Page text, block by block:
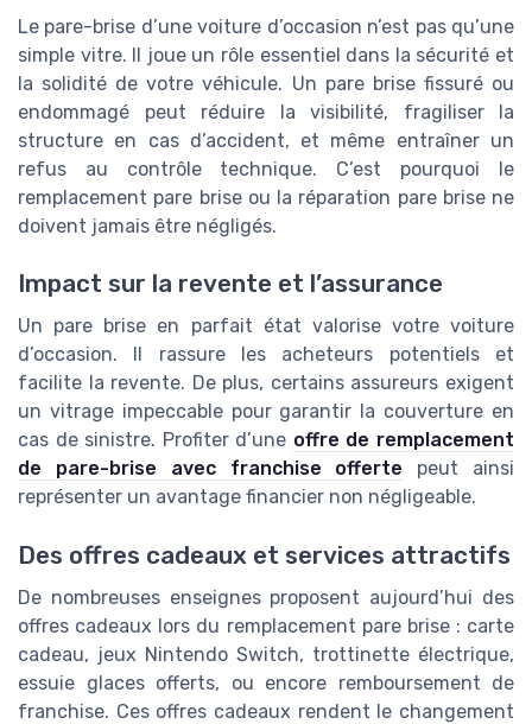
Le pare-brise d’une voiture d’occasion n’est pas qu’une
simple vitre. Il joue un rôle essentiel dans la sécurité et
la solidité de votre véhicule. Un pare brise fissuré ou
endommagé peut réduire la visibilité, fragiliser la
structure en cas d’accident, et même entraîner un
refus au contrôle technique. C’est pourquoi le
remplacement pare brise ou la réparation pare brise ne
doivent jamais être négligés.
Impact sur la revente et l’assurance
Un pare brise en parfait état valorise votre voiture
d’occasion. Il rassure les acheteurs potentiels et
facilite la revente. De plus, certains assureurs exigent
un vitrage impeccable pour garantir la couverture en
cas de sinistre. Profiter d’une offre de remplacement
de pare-brise avec franchise offerte peut ainsi
représenter un avantage financier non négligeable.
Des offres cadeaux et services attractifs
De nombreuses enseignes proposent aujourd’hui des
offres cadeaux lors du remplacement pare brise : carte
cadeau, jeux Nintendo Switch, trottinette électrique,
essuie glaces offerts, ou encore remboursement de
franchise. Ces offres cadeaux rendent le changement